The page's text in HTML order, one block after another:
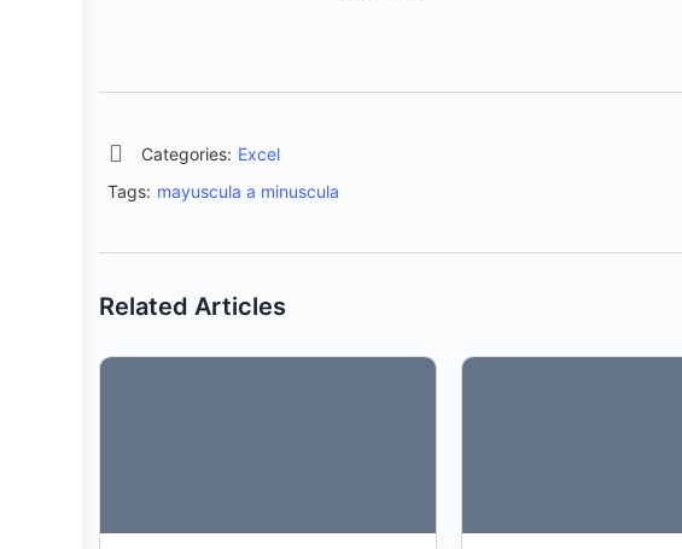
Categories: Excel
Tags: mayuscula a minuscula
Related Articles